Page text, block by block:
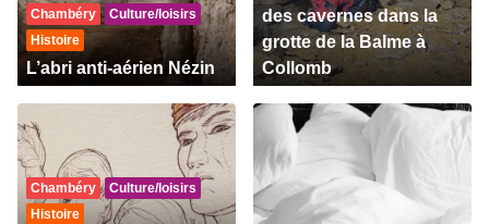
Chambéry
Culture/loisirs
Histoire
L’abri anti-aérien Nézin
des cavernes dans la
grotte de la Balme à
Collomb
Chambéry
Culture/loisirs
Histoire